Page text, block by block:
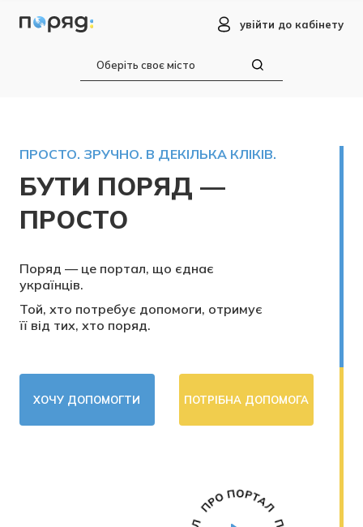
увійти до кабінету
ПРОСТО. ЗРУЧНО. В ДЕКІЛЬКА КЛІКІВ.
БУТИ ПОРЯД —
ПРОСТО
Поряд — це портал, що єднає
українців.
Той, хто потребує допомоги, отримує
її від тих, хто поряд.
ХОЧУ ДОПОМОГТИ ПОТРIБНА ДОПОМОГА